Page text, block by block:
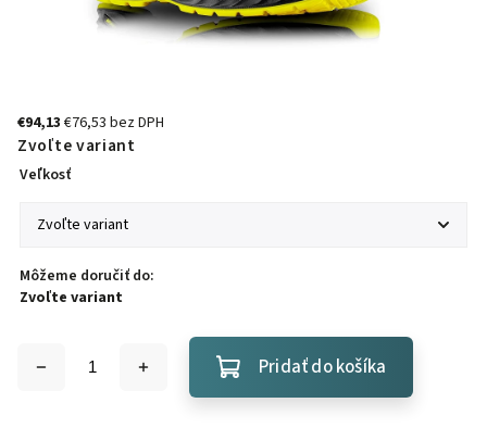
€94,13 €76,53 bez DPH
Zvoľte variant
Veľkosť
Môžeme doručiť do:
Zvoľte variant
Pridať do košíka